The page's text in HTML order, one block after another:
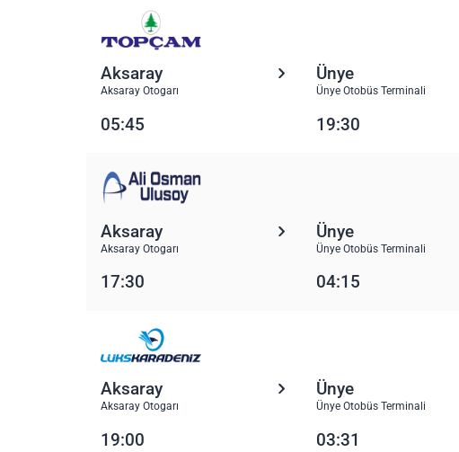
Aksaray
Aksaray Otogarı
Ünye
Ünye Otobüs Terminali
05:45 19:30
Aksaray
Aksaray Otogarı
Ünye
Ünye Otobüs Terminali
17:30 04:15
Aksaray
Aksaray Otogarı
Ünye
Ünye Otobüs Terminali
19:00 03:31